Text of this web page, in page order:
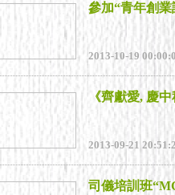
參加“青年創
2013-10-19
《齊獻愛, 慶
2013-09-21
司儀培訓班